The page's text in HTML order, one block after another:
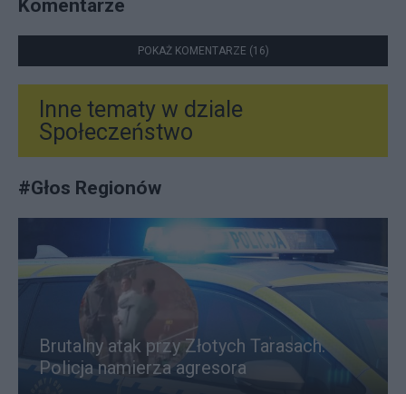
Komentarze
POKAŻ KOMENTARZE (16)
Inne tematy w dziale
Społeczeństwo
#Głos Regionów
Brutalny atak przy Złotych Tarasach.
Policja namierza agresora